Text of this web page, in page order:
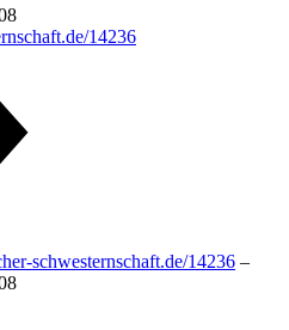
14236
schwesternschaft.de/14236 –